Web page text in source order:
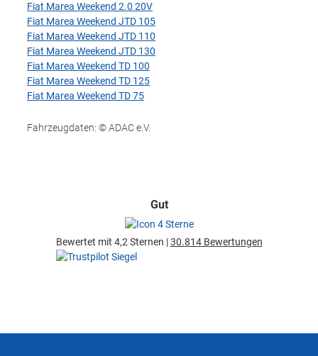
Fiat Marea Weekend 2.0 20V
Fiat Marea Weekend JTD 105
Fiat Marea Weekend JTD 110
Fiat Marea Weekend JTD 130
Fiat Marea Weekend TD 100
Fiat Marea Weekend TD 125
Fiat Marea Weekend TD 75
Fahrzeugdaten: © ADAC e.V.
Gut
Bewertet mit 4,2 Sternen |30.814 Bewertungen